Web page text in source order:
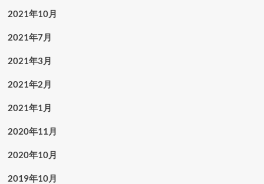
2021年10月
2021年7月
2021年3月
2021年2月
2021年1月
2020年11月
2020年10月
2019年10月